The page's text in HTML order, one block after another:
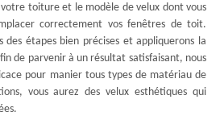
toiture et le modèle de velux dont vous
correctement vos fenêtres de toit.
des étapes bien précises et appliquerons la
de parvenir à un résultat satisfaisant, nous
pour manier tous types de matériau de
vous aurez des velux esthétiques qui